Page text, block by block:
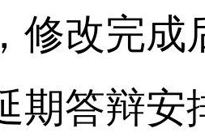
修改完成
期答辩安